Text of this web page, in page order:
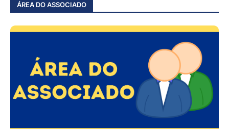
ÁREA DO ASSOCIADO